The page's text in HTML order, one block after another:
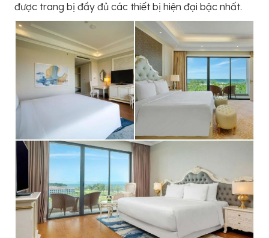
được trang bị đầy đủ các thiết bị hiện đại bậc nhất.